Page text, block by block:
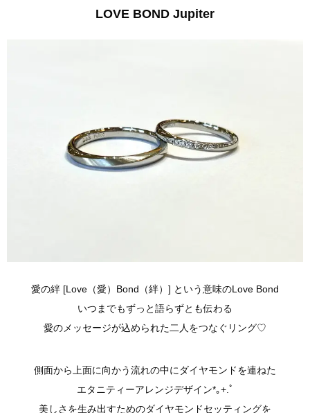
LOVE BOND Jupiter
愛の絆 [Love（愛）Bond（絆）] という意味のLove Bond
いつまでもずっと語らずとも伝わる
愛のメッセージが込められた二人をつなぐリング♡
側面から上面に向かう流れの中にダイヤモンドを連ねた
エタニティーアレンジデザイン*｡+.ﾟ
美しさを生み出すためのダイヤモンドセッティングを